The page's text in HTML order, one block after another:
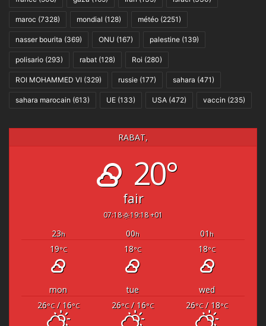
maroc (7328) mondial (128) météo (2251)
nasser bourita (369) ONU (167) palestine (139)
polisario (293) rabat (128) Roi (280)
ROI MOHAMMED VI (329) russie (177) sahara (471)
sahara marocain (613) UE (133) USA (472) vaccin (235)
RABAT,
20°
fair
07:18 19:18 +01
23h 00h 01 h
19°C 18°C 18°C
mon tue
wed
26°C/ 16°C 26°C/ 16°C 26°C/ 18°C